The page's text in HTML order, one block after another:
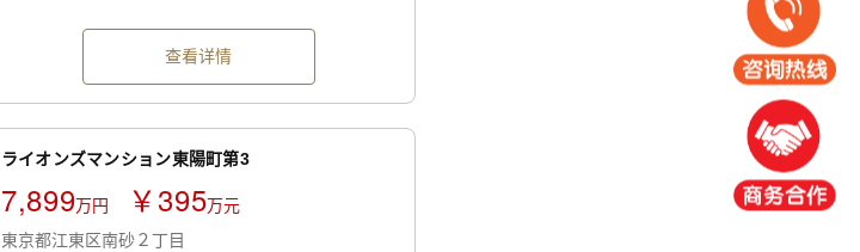
查看详情
ライオンズマンション東陽町第3
7,899万円 ￥395万元
東京都江東区南砂２丁目